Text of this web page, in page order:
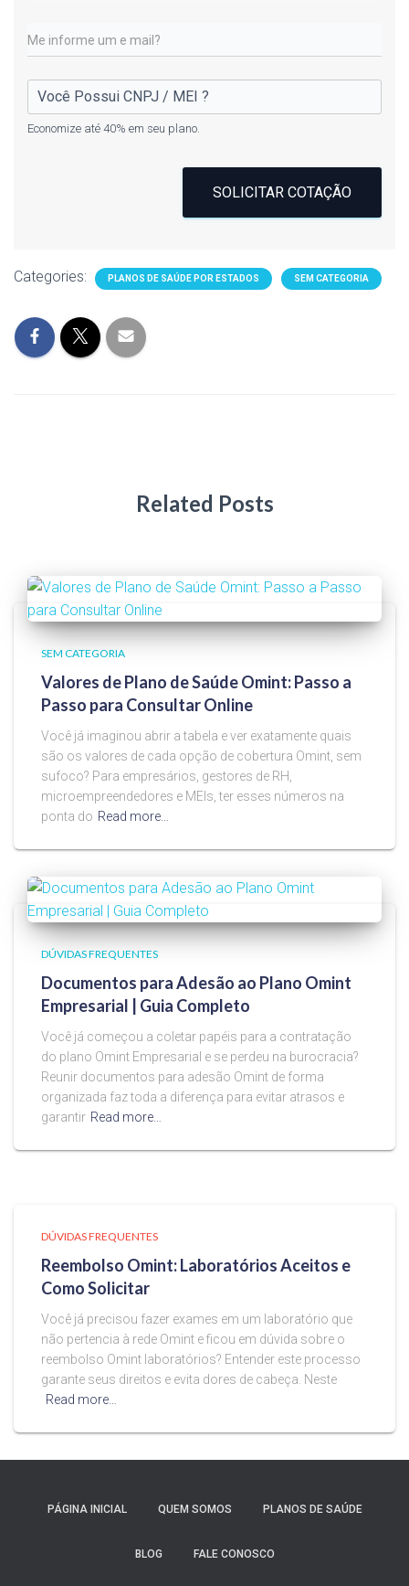
Economize até 40% em seu plano.
SOLICITAR COTAÇÃO
Categories: PLANOS DE SAÚDE POR ESTADOS SEM CATEGORIA
Related Posts
SEM CATEGORIA
Valores de Plano de Saúde Omint: Passo a
Passo para Consultar Online
Você já imaginou abrir a tabela e ver exatamente quais
são os valores de cada opção de cobertura Omint, sem
sufoco? Para empresários, gestores de RH,
microempreendedores e MEIs, ter esses números na
ponta do Read more…
DÚVIDAS FREQUENTES
Documentos para Adesão ao Plano Omint
Empresarial | Guia Completo
Você já começou a coletar papéis para a contratação
do plano Omint Empresarial e se perdeu na burocracia?
Reunir documentos para adesão Omint de forma
organizada faz toda a diferença para evitar atrasos e
garantir Read more…
DÚVIDAS FREQUENTES
Reembolso Omint: Laboratórios Aceitos e
Como Solicitar
Você já precisou fazer exames em um laboratório que
não pertencia à rede Omint e ficou em dúvida sobre o
reembolso Omint laboratórios? Entender este processo
garante seus direitos e evita dores de cabeça. Neste
Read more…
PÁGINA INICIAL QUEM SOMOS PLANOS DE SAÚDE
BLOG FALE CONOSCO